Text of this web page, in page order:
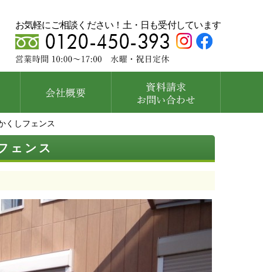
お気軽にご相談ください！土・日も受付しています
くしフェンス
ェンス